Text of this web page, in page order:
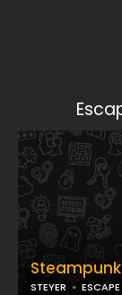
Steampunk
STEYER